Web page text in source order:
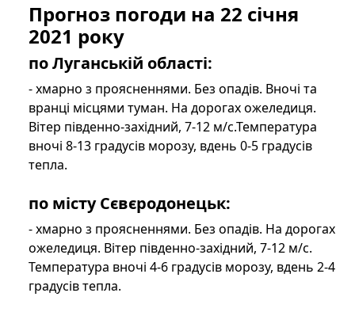
Прогноз погоди на 22 січня
2021 року
по Луганській області:
- хмарно з проясненнями. Без опадів. Вночі та
вранці місцями туман. На дорогах ожеледиця.
Вітер південно-західний, 7-12 м/с.Температура
вночі 8-13 градусів морозу, вдень 0-5 градусів
тепла.
по місту Сєвєродонецьк:
- хмарно з проясненнями. Без опадів. На дорогах
ожеледиця. Вітер південно-західний, 7-12 м/с.
Температура вночі 4-6 градусів морозу, вдень 2-4
градусів тепла.